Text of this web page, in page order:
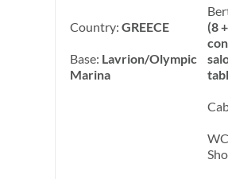
Country: GREECE
Base: Lavrion/Olympic
Marina
(8 +